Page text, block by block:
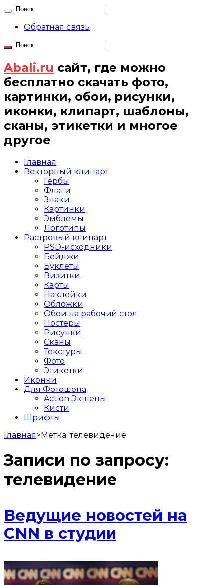
Обратная связь
Abali.ru сайт, где можно
бесплатно скачать фото,
картинки, обои, рисунки,
иконки, клипарт, шаблоны,
сканы, этикетки и многое
другое
Главная
Векторный клипарт
Гербы
Флаги
Знаки
Картинки
Эмблемы
Логотипы
Растровый клипарт
PSD-исходники
Бейджи
Буклеты
Визитки
Карты
Наклейки
Обложки
Обои на рабочий стол
Постеры
Рисунки
Сканы
Текстуры
Фото
Этикетки
Иконки
Для Фотошопа
Action Экшены
Кисти
Шрифты
Главная>Метка:телевидение
Записи по запросу:
телевидение
Ведущие новостей на
CNN в студии